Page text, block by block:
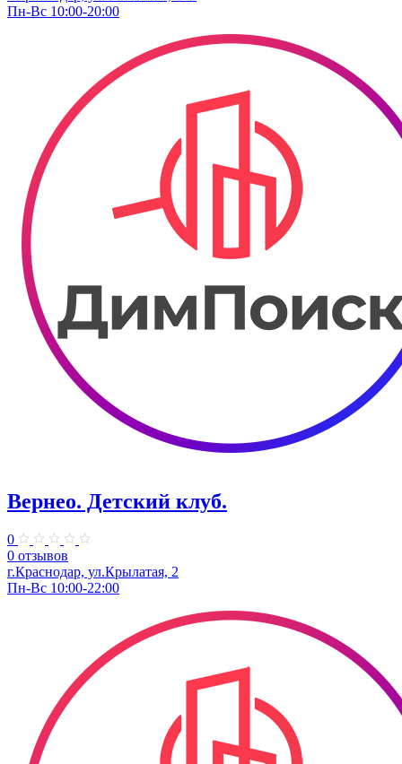
Пн-Вс 10:00-20:00
Вернео. Детский клуб.
0
0 отзывов
г.Краснодар, ул.Крылатая, 2
Пн-Вс 10:00-22:00